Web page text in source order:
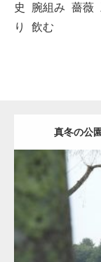
史
腕組み 薔薇
り
飲む
真冬の公
公園